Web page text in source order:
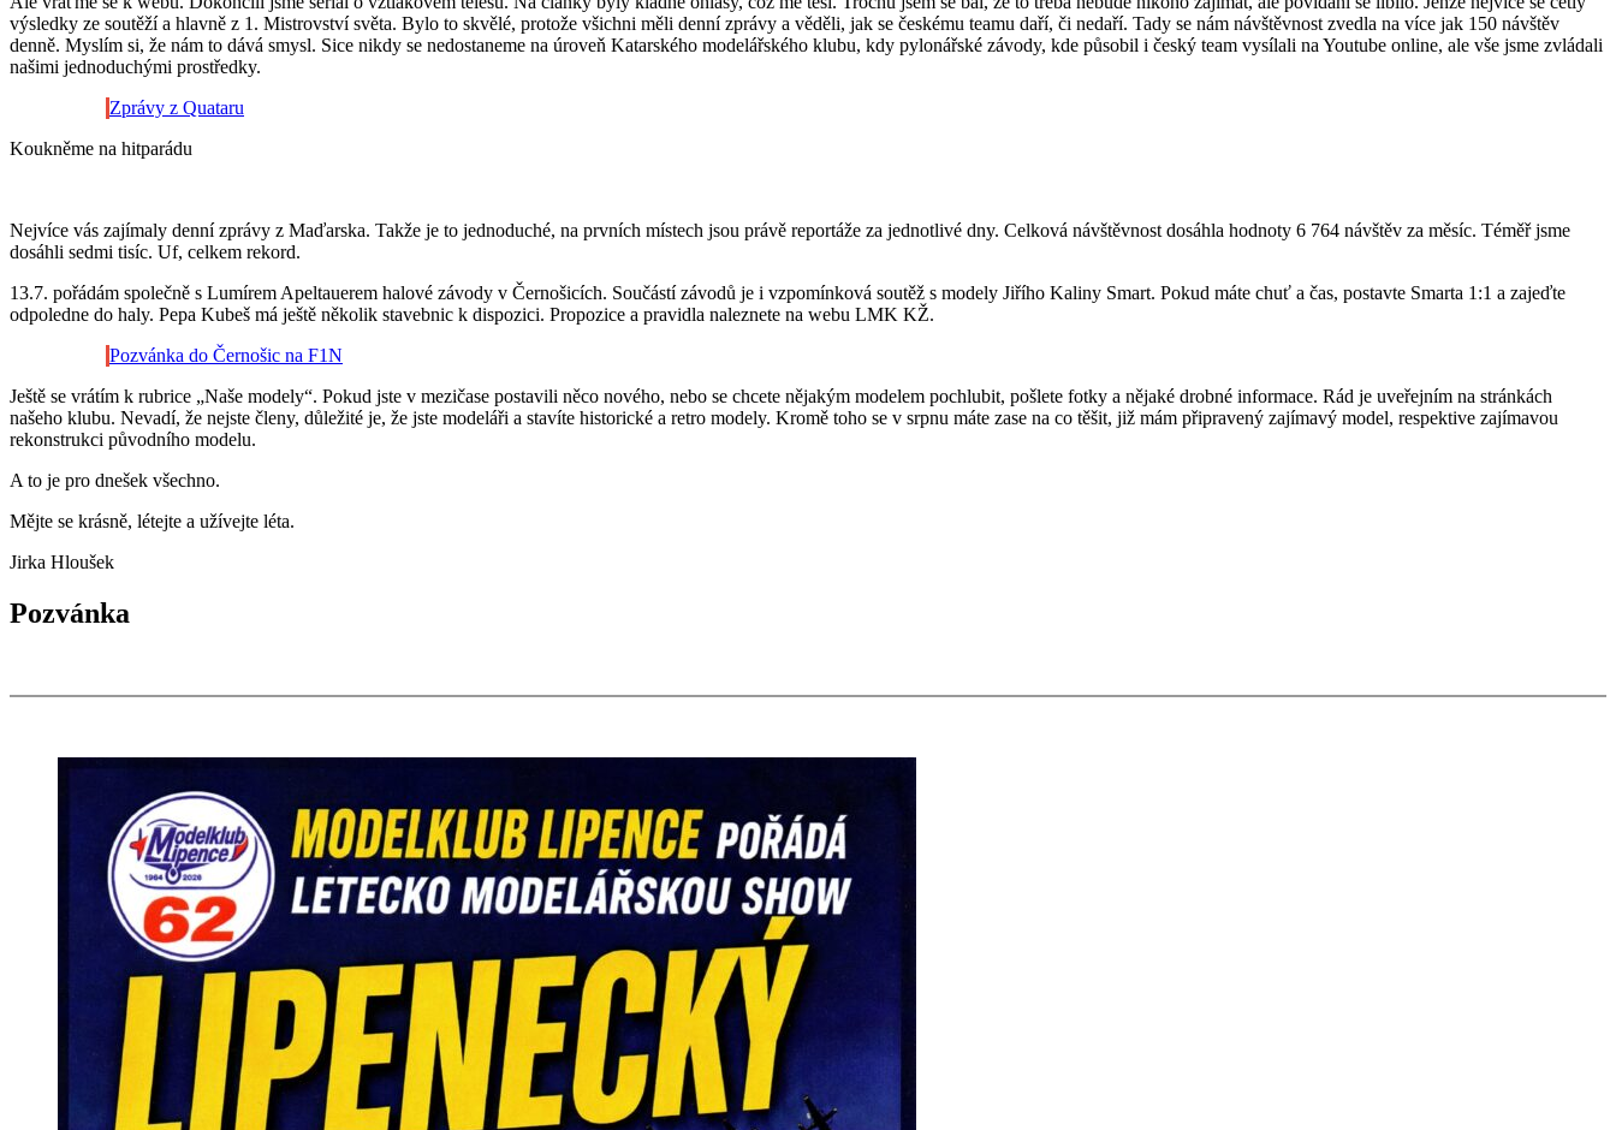
výsledky ze soutěží a hlavně z 1. Mistrovství světa. Bylo to skvělé, protože všichni měli denní zprávy a věděli, jak se českému teamu daří, či nedaří. Tady se nám návštěvnost zvedla na více jak 150 návštěv
denně. Myslím si, že nám to dává smysl. Sice nikdy se nedostaneme na úroveň Katarského modelářského klubu, kdy pylonářské závody, kde působil i český team vysílali na Youtube online, ale vše jsme zvládali
našimi jednoduchými prostředky.
Zprávy z Quataru
Koukněme na hitparádu
Nejvíce vás zajímaly denní zprávy z Maďarska. Takže je to jednoduché, na prvních místech jsou právě reportáže za jednotlivé dny. Celková návštěvnost dosáhla hodnoty 6 764 návštěv za měsíc. Téměř jsme
dosáhli sedmi tisíc. Uf, celkem rekord.
13.7. pořádám společně s Lumírem Apeltauerem halové závody v Černošicích. Součástí závodů je i vzpomínková soutěž s modely Jiřího Kaliny Smart. Pokud máte chuť a čas, postavte Smarta 1:1 a zajeďte
odpoledne do haly. Pepa Kubeš má ještě několik stavebnic k dispozici. Propozice a pravidla naleznete na webu LMK KŽ.
Pozvánka do Černošic na F1N
Ještě se vrátím k rubrice „Naše modely“. Pokud jste v mezičase postavili něco nového, nebo se chcete nějakým modelem pochlubit, pošlete fotky a nějaké drobné informace. Rád je uveřejním na stránkách
našeho klubu. Nevadí, že nejste členy, důležité je, že jste modeláři a stavíte historické a retro modely. Kromě toho se v srpnu máte zase na co těšit, již mám připravený zajímavý model, respektive zajímavou
rekonstrukci původního modelu.
A to je pro dnešek všechno.
Mějte se krásně, létejte a užívejte léta.
Jirka Hloušek
Pozvánka